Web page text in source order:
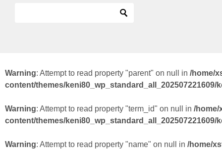
Warning: Attempt to read property "parent" on null in /home/
content/themes/keni80_wp_standard_all_202507221609/
Warning: Attempt to read property "term_id" on null in /home/
content/themes/keni80_wp_standard_all_202507221609/
Warning: Attempt to read property "name" on null in /home/